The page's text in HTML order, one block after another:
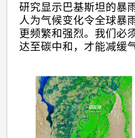
研究显示巴基斯坦的暴
人为气候变化令全球暴
更频繁和强烈。我们必
达至碳中和，才能减缓